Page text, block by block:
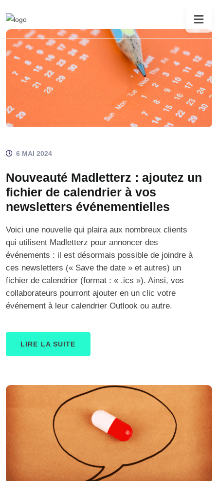
6 MAI 2024
Nouveauté Madletterz : ajoutez un
fichier de calendrier à vos
newsletters événementielles
Voici une nouvelle qui plaira aux nombreux clients
qui utilisent Madletterz pour annoncer des
événements : il est désormais possible de joindre à
ces newsletters (« Save the date » et autres) un
fichier de calendrier (format : « .ics »). Ainsi, vos
collaborateurs pourront ajouter en un clic votre
événement à leur calendrier Outlook ou autre.
LIRE LA SUITE